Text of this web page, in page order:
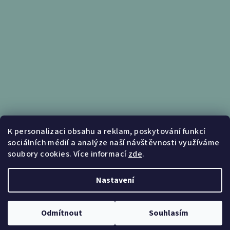
K personalizaci obsahu a reklam, poskytování funkcí
sociálních médií a analýze naší návštěvnosti využíváme
soubory cookies. Více informacízde.
Nastavení
Odmítnout Souhlasím
Informace pro vás
Obchodní podmínky
Upravit nastavení cookies
Vytvořil Shoptet